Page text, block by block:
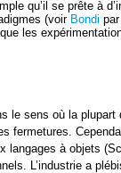
qu’il se prête à
(voir Bondi
les
le sens où la
fermetures.
langages à objets
L’industrie a